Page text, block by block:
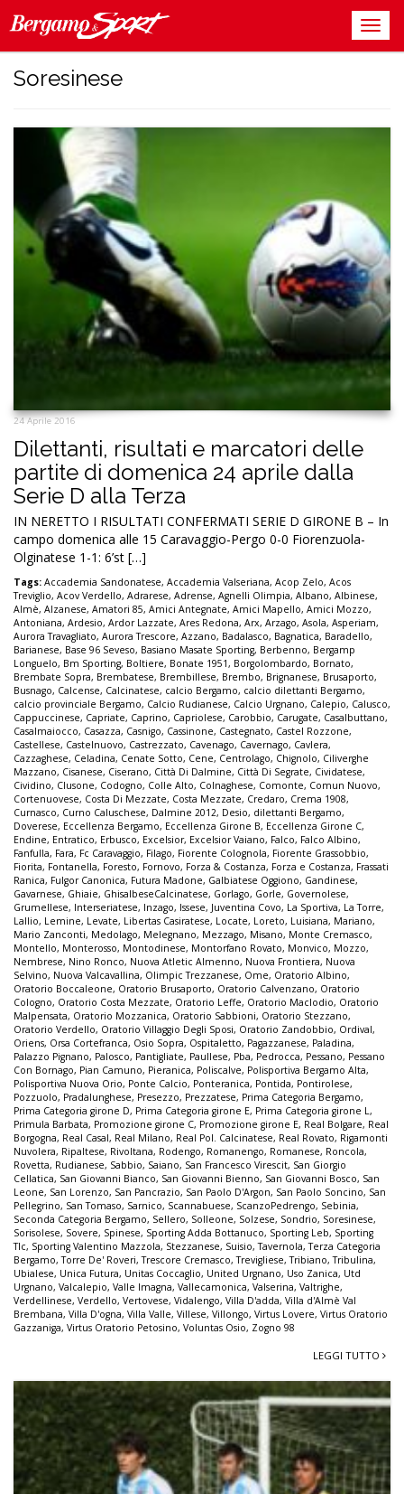
Soresinese
24 Aprile 2016
Dilettanti, risultati e marcatori delle
partite di domenica 24 aprile dalla
Serie D alla Terza
IN NERETTO I RISULTATI CONFERMATI SERIE D GIRONE B – In
campo domenica alle 15 Caravaggio-Pergo 0-0 Fiorenzuola-
Olginatese 1-1: 6’st […]
Tags: Accademia Sandonatese, Accademia Valseriana, Acop Zelo, Acos
Treviglio, Acov Verdello, Adrarese, Adrense, Agnelli Olimpia, Albano, Albinese,
Almè, Alzanese, Amatori 85, Amici Antegnate, Amici Mapello, Amici Mozzo,
Antoniana, Ardesio, Ardor Lazzate, Ares Redona, Arx, Arzago, Asola, Asperiam,
Aurora Travagliato, Aurora Trescore, Azzano, Badalasco, Bagnatica, Baradello,
Barianese, Base 96 Seveso, Basiano Masate Sporting, Berbenno, Bergamp
Longuelo, Bm Sporting, Boltiere, Bonate 1951, Borgolombardo, Bornato,
Brembate Sopra, Brembatese, Brembillese, Brembo, Brignanese, Brusaporto,
Busnago, Calcense, Calcinatese, calcio Bergamo, calcio dilettanti Bergamo,
calcio provinciale Bergamo, Calcio Rudianese, Calcio Urgnano, Calepio, Calusco,
Cappuccinese, Capriate, Caprino, Capriolese, Carobbio, Carugate, Casalbuttano,
Casalmaiocco, Casazza, Casnigo, Cassinone, Castegnato, Castel Rozzone,
Castellese, Castelnuovo, Castrezzato, Cavenago, Cavernago, Cavlera,
Cazzaghese, Celadina, Cenate Sotto, Cene, Centrolago, Chignolo, Ciliverghe
Mazzano, Cisanese, Ciserano, Città Di Dalmine, Città Di Segrate, Cividatese,
Cividino, Clusone, Codogno, Colle Alto, Colnaghese, Comonte, Comun Nuovo,
Cortenuovese, Costa Di Mezzate, Costa Mezzate, Credaro, Crema 1908,
Curnasco, Curno Caluschese, Dalmine 2012, Desio, dilettanti Bergamo,
Doverese, Eccellenza Bergamo, Eccellenza Girone B, Eccellenza Girone C,
Endine, Entratico, Erbusco, Excelsior, Excelsior Vaiano, Falco, Falco Albino,
Fanfulla, Fara, Fc Caravaggio, Filago, Fiorente Colognola, Fiorente Grassobbio,
Fiorita, Fontanella, Foresto, Fornovo, Forza & Costanza, Forza e Costanza, Frassati
Ranica, Fulgor Canonica, Futura Madone, Galbiatese Oggiono, Gandinese,
Gavarnese, Ghiaie, GhisalbeseCalcinatese, Gorlago, Gorle, Governolese,
Grumellese, Interseriatese, Inzago, Issese, Juventina Covo, La Sportiva, La Torre,
Lallio, Lemine, Levate, Libertas Casiratese, Locate, Loreto, Luisiana, Mariano,
Mario Zanconti, Medolago, Melegnano, Mezzago, Misano, Monte Cremasco,
Montello, Monterosso, Montodinese, Montorfano Rovato, Monvico, Mozzo,
Nembrese, Nino Ronco, Nuova Atletic Almenno, Nuova Frontiera, Nuova
Selvino, Nuova Valcavallina, Olimpic Trezzanese, Ome, Oratorio Albino,
Oratorio Boccaleone, Oratorio Brusaporto, Oratorio Calvenzano, Oratorio
Cologno, Oratorio Costa Mezzate, Oratorio Leffe, Oratorio Maclodio, Oratorio
Malpensata, Oratorio Mozzanica, Oratorio Sabbioni, Oratorio Stezzano,
Oratorio Verdello, Oratorio Villaggio Degli Sposi, Oratorio Zandobbio, Ordival,
Oriens, Orsa Cortefranca, Osio Sopra, Ospitaletto, Pagazzanese, Paladina,
Palazzo Pignano, Palosco, Pantigliate, Paullese, Pba, Pedrocca, Pessano, Pessano
Con Bornago, Pian Camuno, Pieranica, Poliscalve, Polisportiva Bergamo Alta,
Polisportiva Nuova Orio, Ponte Calcio, Ponteranica, Pontida, Pontirolese,
Pozzuolo, Pradalunghese, Presezzo, Prezzatese, Prima Categoria Bergamo,
Prima Categoria girone D, Prima Categoria girone E, Prima Categoria girone L,
Primula Barbata, Promozione girone C, Promozione girone E, Real Bolgare, Real
Borgogna, Real Casal, Real Milano, Real Pol. Calcinatese, Real Rovato, Rigamonti
Nuvolera, Ripaltese, Rivoltana, Rodengo, Romanengo, Romanese, Roncola,
Rovetta, Rudianese, Sabbio, Saiano, San Francesco Virescit, San Giorgio
Cellatica, San Giovanni Bianco, San Giovanni Bienno, San Giovanni Bosco, San
Leone, San Lorenzo, San Pancrazio, San Paolo D'Argon, San Paolo Soncino, San
Pellegrino, San Tomaso, Sarnico, Scannabuese, ScanzoPedrengo, Sebinia,
Seconda Categoria Bergamo, Sellero, Solleone, Solzese, Sondrio, Soresinese,
Sorisolese, Sovere, Spinese, Sporting Adda Bottanuco, Sporting Leb, Sporting
Tlc, Sporting Valentino Mazzola, Stezzanese, Suisio,Tavernola,Terza Categoria
Bergamo,Torre De' Roveri,Trescore Cremasco,Trevigliese,Tribiano,Tribulina,
Ubialese, Unica Futura, Unitas Coccaglio, United Urgnano, Uso Zanica, Utd
Urgnano, Valcalepio, Valle Imagna, Vallecamonica, Valserina, Valtrighe,
Verdellinese, Verdello, Vertovese, Vidalengo, Villa D'adda, Villa d'Almè Val
Brembana, Villa D'ogna, Villa Valle, Villese, Villongo, Virtus Lovere, Virtus Oratorio
Gazzaniga, Virtus Oratorio Petosino, Voluntas Osio, Zogno 98
LEGGI TUTTO